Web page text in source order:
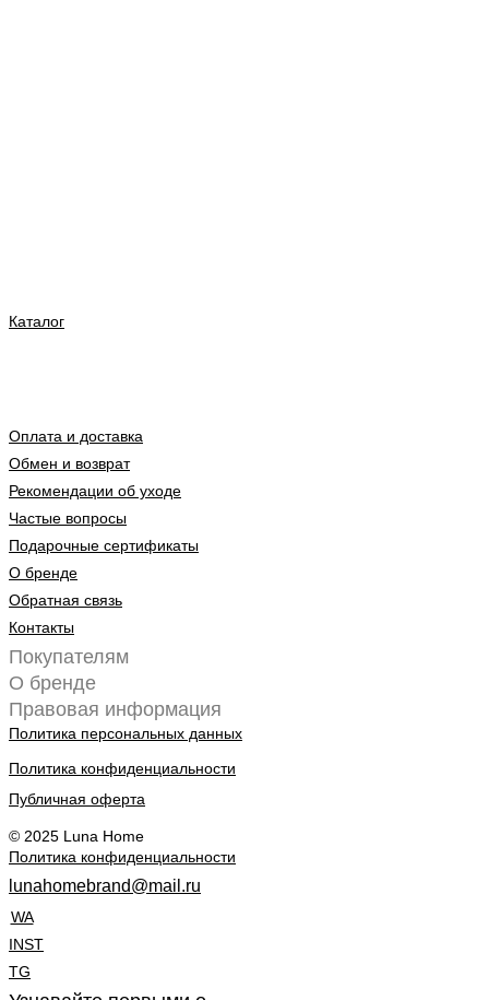
Каталог
Оплата и доставка
Обмен и возврат
Рекомендации об уходе
Частые вопросы
Подарочные сертификаты
О бренде
Обратная связь
Контакты
Покупателям
О бренде
Правовая информация
Политика персональных данных
Политика конфиденциальности
Публичная оферта
© 2025 Luna Home
Политика конфиденциальности
lunahomebrand@mail.ru
WA
INST
TG